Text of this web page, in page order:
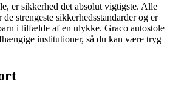
er sikkerhed det absolut vigtigste. Alle
strengeste sikkerhedsstandarder og er
i tilfælde af en ulykke. Graco autostole
institutioner, så du kan være tryg